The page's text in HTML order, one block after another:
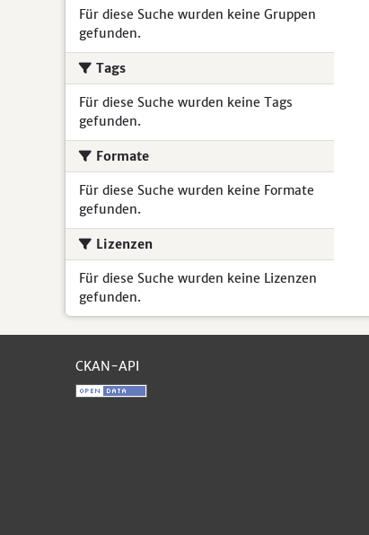
Für diese Suche wurden keine Gruppen
gefunden.
Tags
Für diese Suche wurden keine Tags
gefunden.
Formate
Für diese Suche wurden keine Formate
gefunden.
Lizenzen
Für diese Suche wurden keine Lizenzen
gefunden.
CKAN-API